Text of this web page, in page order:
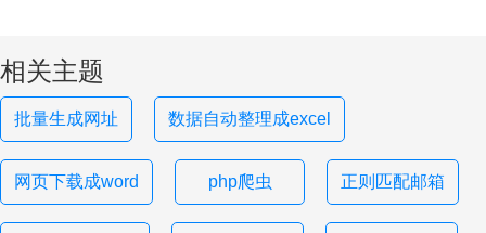
相关主题
批量生成网址 数据自动整理成excel
网页下载成word php爬虫 正则匹配邮箱